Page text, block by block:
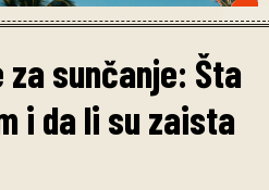
sunčanje: Šta
i da li su zaista